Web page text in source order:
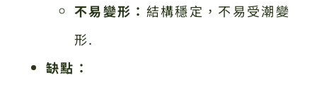
不易變形： 結構穩定，不易受潮變
形.
缺點：